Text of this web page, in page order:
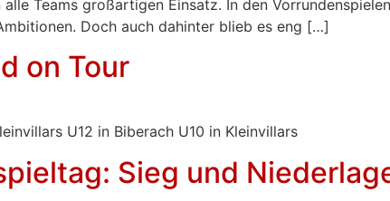
Teams großartigen Einsatz. In den
Doch auch dahinter blieb es eng […]
on Tour
U12 in Biberach U10 in Kleinvillars
Sieg und